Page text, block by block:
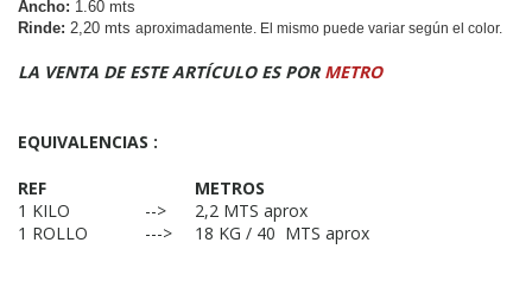
Ancho: 1.60 mts
Rinde: 2,20 mts aproximadamente. El mismo puede variar según el color.
LA VENTA DE ESTE ARTÍCULO ES POR METRO
EQUIVALENCIAS :
REF
METROS
1 KILO
-->
2,2 MTS aprox
1 ROLLO
---> 18 KG / 40 MTS aprox